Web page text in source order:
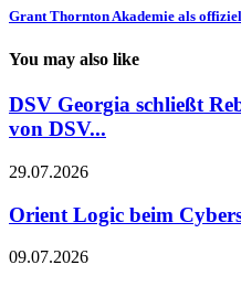
Grant Thornton Akademie als
You may also like
DSV Georgia schließt
von DSV...
29.07.2026
Orient Logic beim
09.07.2026